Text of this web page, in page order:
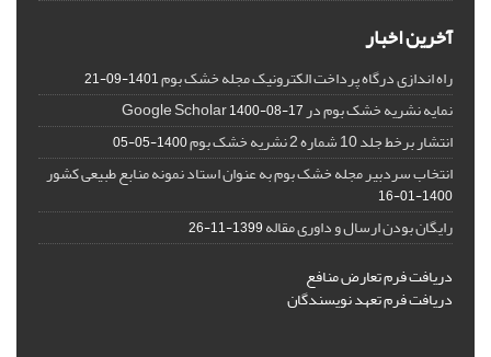
آخرین اخبار
راه اندازی درگاه پرداخت الکترونیک مجله خشک بوم1401-09-21
نمایه نشریه خشک بوم در Google Scholar1400-08-17
انتشار برخط جلد 10 شماره 2 نشریه خشک بوم 1400-05-05
انتخاب سردبیر مجله خشک بوم به عنوان استاد نمونه منابع طبیعی کشور
1400-01-16
رایگان بودن ارسال و داوری مقاله1399-11-26
دریافت فرم تعارض منافع
دریافت فرم تعهد نویسندگان